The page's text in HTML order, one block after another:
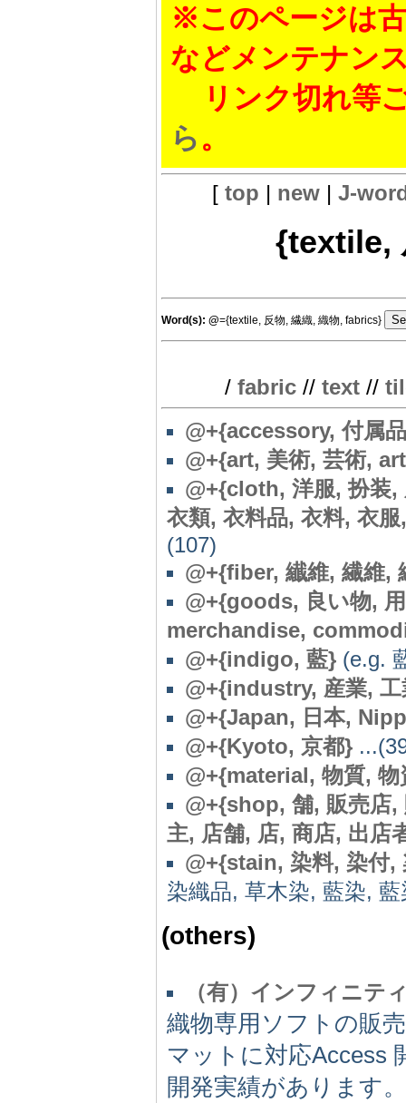
※このページは
などメンテナン
リンク切れ等
ら。
[ top | new| J-
{textile,
Word(s): @={textile, 反物, 繊織, 織物, fabrics}
/ fabric// text//
@+{accessory, 付属
@+{art, 美術, 芸術,
@+{cloth, 洋服, 扮装,
衣類, 衣料品, 衣料, 衣
(107)
@+{fiber, 纎維, 繊維,
@+{goods, 良い物,
merchandise,
@+{indigo, 藍} (e.g.
@+{industry, 産業,
@+{Japan, 日本,
@+{Kyoto, 京都}
@+{material, 物質,
@+{shop, 舗, 販売店,
主, 店舗, 店, 商店, 出
@+{stain, 染料, 染付
染織品, 草木染, 藍染,
(others)
（有）インフィニテ
織物専用ソフトの販
マットに対応Access
開発実績があります。